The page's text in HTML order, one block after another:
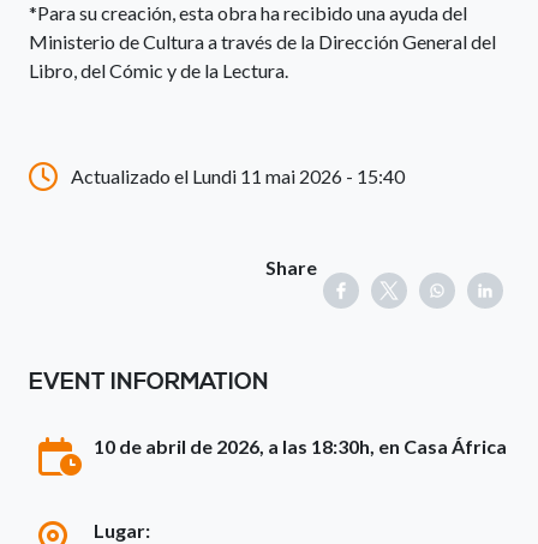
*Para su creación, esta obra ha recibido una ayuda del
Ministerio de Cultura a través de la Dirección General del
Libro, del Cómic y de la Lectura.
Actualizado el Lundi 11 mai 2026 - 15:40
Share
EVENT INFORMATION
10 de abril de 2026, a las 18:30h, en Casa África
Lugar: